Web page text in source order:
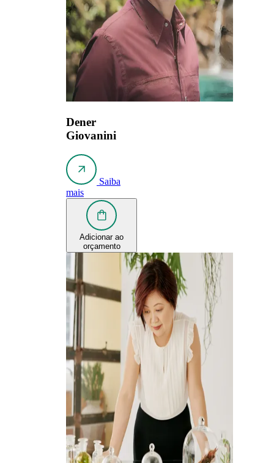
Dener
Giovanini
Saiba
mais
Adicionar ao
orçamento